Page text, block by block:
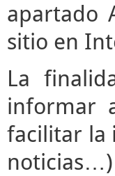
apartado
sitio en
La
informar
facilitar la